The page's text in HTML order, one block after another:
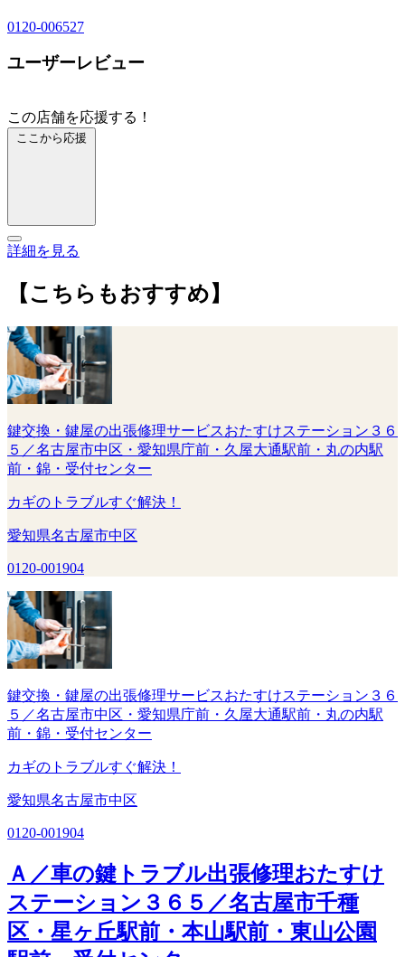
0120-006527
ユーザーレビュー
この店舗を応援する！
ここから応援
詳細を見る
【こちらもおすすめ】
鍵交換・鍵屋の出張修理サービスおたすけステーション３６
５／名古屋市中区・愛知県庁前・久屋大通駅前・丸の内駅
前・錦・受付センター
カギのトラブルすぐ解決！
愛知県名古屋市中区
0120-001904
鍵交換・鍵屋の出張修理サービスおたすけステーション３６
５／名古屋市中区・愛知県庁前・久屋大通駅前・丸の内駅
前・錦・受付センター
カギのトラブルすぐ解決！
愛知県名古屋市中区
0120-001904
Ａ／車の鍵トラブル出張修理おたすけ
ステーション３６５／名古屋市千種
区・星ヶ丘駅前・本山駅前・東山公園